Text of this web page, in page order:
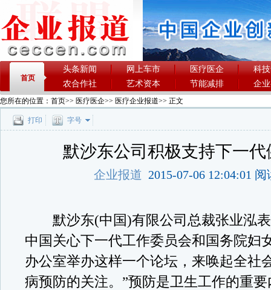
首页
头条新闻 网上车市 医疗医企
科
农合作社
艺术资本 节能减排 企
您所在的位置： 首页>> 医疗医企>> 医疗企业报道>> 正文
打印 字号
默沙东公司积极支持下一
企业报道 2015-07-06 12:04:01
默沙东(中国)有限公司总裁张业泓表
中国关心下一代工作委员会和国务院妇
办公室举办这样一个论坛，来唤起全社
病预防的关注。”预防是卫生工作的重要